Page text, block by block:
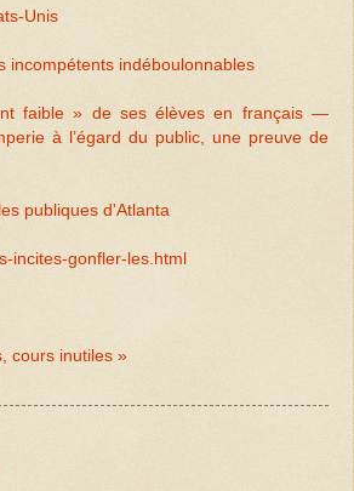
Unis
incompétents indéboulonnables
faible » de ses élèves en français —
à l’égard du public, une preuve de
publiques d'Atlanta
incites-gonfler-les.html
cours inutiles »